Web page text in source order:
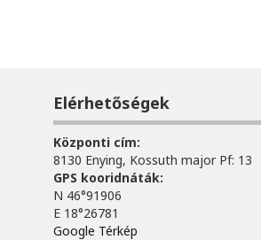
Elérhetőségek
Központi cím:
8130 Enying, Kossuth major Pf: 13
GPS kooridnáták:
N 46°91906
E 18°26781
Google Térkép